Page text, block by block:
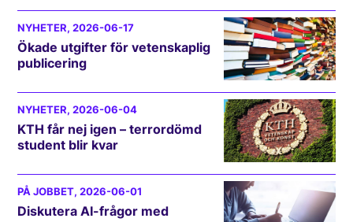
NYHETER, 2026-06-17
Ökade utgifter för vetenskaplig
publicering
NYHETER, 2026-06-04
KTH får nej igen – terrordömd
student blir kvar
PÅ JOBBET, 2026-06-01
Diskutera AI-frågor med